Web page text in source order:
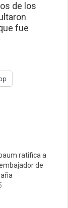
de los
fue
ratifica a
de